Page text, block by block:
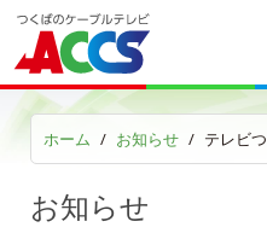
ホーム お知らせ テレビ
お知らせ
auまとめトーク
au自宅割
KDDI電話 auで着信確認
KDDIケーブルプラス電話